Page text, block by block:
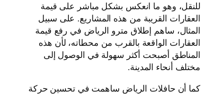
للنقل، وهو ما انعكس بشكل مباشر على قيمة
العقارات القريبة من هذه المشاريع. على سبيل
المثال، ساهم إطلاق مترو الرياض في رفع قيمة
العقارات الواقعة بالقرب من محطاته، لأن هذه
المناطق أصبحت أكثر سهولة في الوصول إلى
مختلف أنحاء المدينة.
كما أن حافلات الرياض ساهمت في تحسين حركة